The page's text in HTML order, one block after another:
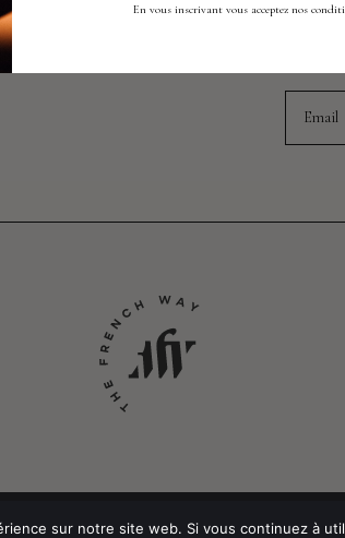
POLITIQUE DE
sur notre site web. Si vous continuez à
En vous inscrivant vous acceptez nos